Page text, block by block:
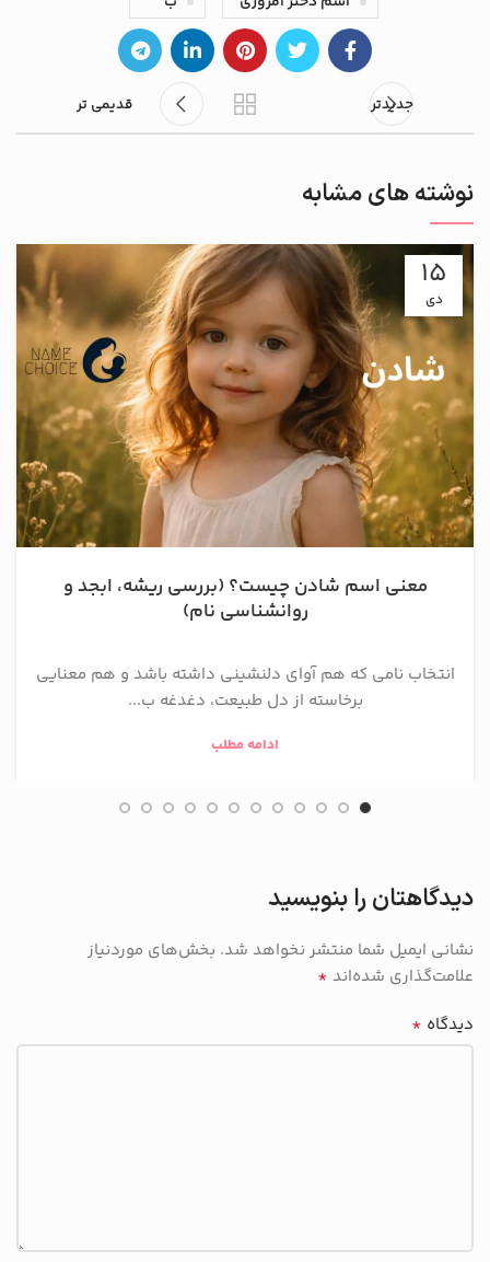
جدیدتر قدیمی تر
نوشته های مشابه
15
دی
معنی اسم شادن چیست؟ (بررسی ریشه، ابجد و
روانشناسی نام)
انتخاب نامی که هم آوای دلنشینی داشته باشد و هم معنایی
برخاسته از دل طبیعت، دغدغه ب...
ادامه مطلب
دیدگاهتان را بنویسید
نشانی ایمیل شما منتشر نخواهد شد. بخش‌های موردنیاز
علامت‌گذاری شده‌اند *
دیدگاه *